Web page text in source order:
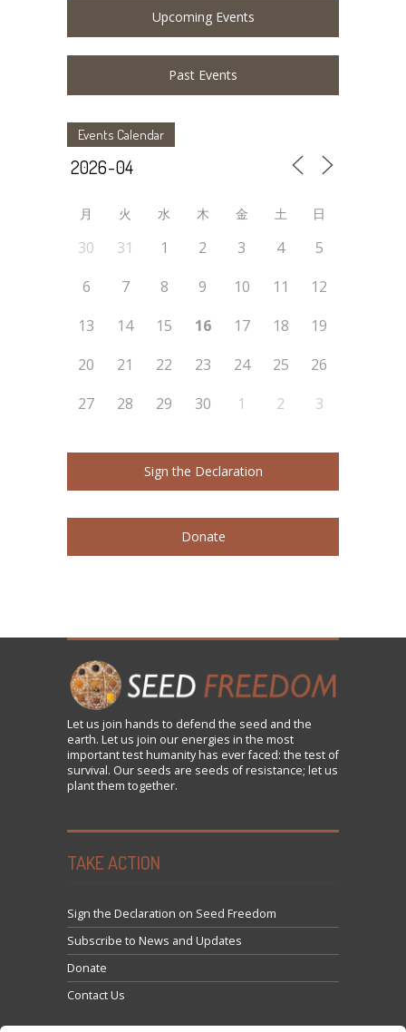
Upcoming Events
Past Events
Events Calendar
月 火 水 木 金 土 日
30 31 1 2 3 4
5
6
7 8 9 10 11
12
13
14 15 16 17 18
19
20
21 22 23 24 25
26
27
28 29 30 1 2 3
Sign the Declaration
Donate
Let us join hands to defend the seed and the
earth. Let us join our energies in the most
important test humanity has ever faced: the test of
survival. Our seeds are seeds of resistance; let us
plant them together.
TAKE ACTION
Sign the Declaration on Seed Freedom
Subscribe to News and Updates
Donate
Contact Us